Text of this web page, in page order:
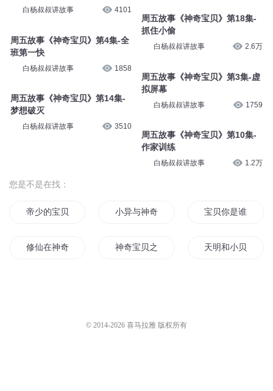
白杨叔叔讲故事 4101
周五故事《神奇宝贝》第4集-全
班第一快
白杨叔叔讲故事 1858
周五故事《神奇宝贝》第14集-
梦想破灭
白杨叔叔讲故事 3510
周五故事《神奇宝贝》第18集-
抓住小偷
白杨叔叔讲故事 2.6万
周五故事《神奇宝贝》第3集-虚
拟屏幕
白杨叔叔讲故事 1759
周五故事《神奇宝贝》第10集-
作家训练
白杨叔叔讲故事 1.2万
您是不是在找：
帝少的宝贝 小异与神奇宝贝 宝贝你是谁
修仙在神奇宝贝 神奇宝贝之超能帝王 天明和小贝
© 2014-2026 喜马拉雅 版权所有